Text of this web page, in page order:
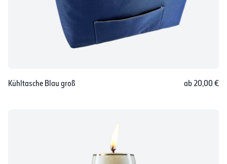
Kühltasche Blau groß ab 20,00 €